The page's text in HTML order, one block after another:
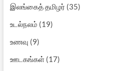
இலங்கைத் தமிழர் (35)
உடல்நலம் (19)
உணவு (9)
ஊடகங்கள்(17)